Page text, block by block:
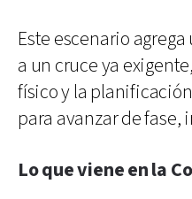
Este escenario
a un cruce ya
físico y la
para avanzar de fase,
Lo que viene en la